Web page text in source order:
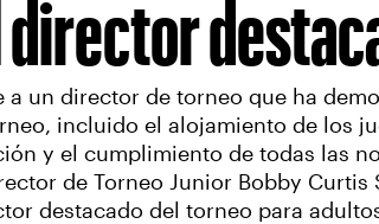
director
a un director de torneo que ha
incluido el alojamiento de los
y el cumplimiento de todas las
de Torneo Junior Bobby
destacado del torneo para